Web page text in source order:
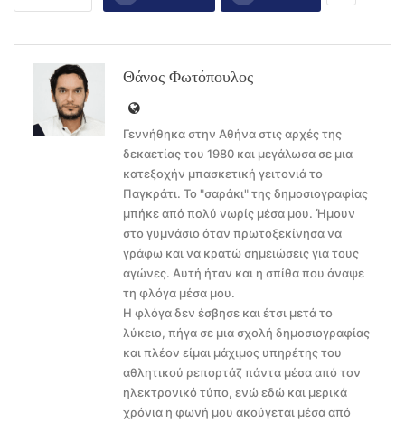
Θάνος Φωτόπουλος
Γεννήθηκα στην Αθήνα στις αρχές της
δεκαετίας του 1980 και μεγάλωσα σε μια
κατεξοχήν μπασκετική γειτονιά το
Παγκράτι. Το "σαράκι" της δημοσιογραφίας
μπήκε από πολύ νωρίς μέσα μου. Ήμουν
στο γυμνάσιο όταν πρωτοξεκίνησα να
γράφω και να κρατώ σημειώσεις για τους
αγώνες. Αυτή ήταν και η σπίθα που άναψε
τη φλόγα μέσα μου.
Η φλόγα δεν έσβησε και έτσι μετά το
λύκειο, πήγα σε μια σχολή δημοσιογραφίας
και πλέον είμαι μάχιμος υπηρέτης του
αθλητικού ρεπορτάζ πάντα μέσα από τον
ηλεκτρονικό τύπο, ενώ εδώ και μερικά
χρόνια η φωνή μου ακούγεται μέσα από